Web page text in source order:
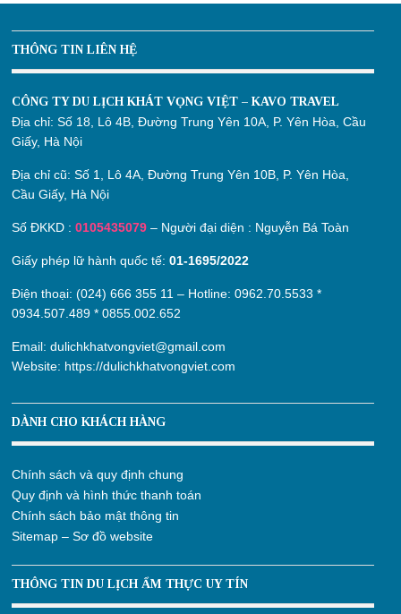
THÔNG TIN LIÊN HỆ
CÔNG TY DU LỊCH KHÁT VỌNG VIỆT – KAVO TRAVEL
Địa chỉ:Số 18, Lô 4B, Đường Trung Yên 10A, P. Yên Hòa, Cầu
Giấy, Hà Nội
Địa chỉ cũ:Số 1, Lô 4A, Đường Trung Yên 10B, P. Yên Hòa,
Cầu Giấy, Hà Nội
Số ĐKKD :0105435079 – Người đại diện : Nguyễn Bá Toàn
Giấy phép lữ hành quốc tế:01-1695/2022
Điện thoại: (024) 666 355 11 – Hotline:0962.70.5533 *
0934.507.489 *0855.002.652
Email:dulichkhatvongviet@gmail.com
Website: https://dulichkhatvongviet.com
DÀNH CHO KHÁCH HÀNG
Chính sách và quy định chung
Quy định và hình thức thanh toán
Chính sách bảo mật thông tin
Sitemap – Sơ đồ website
THÔNG TIN DU LỊCH ẨM THỰC UY TÍN